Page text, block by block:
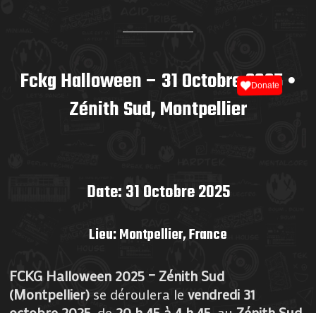
Fckg Halloween – 31 Octobre 2025 •
Zénith Sud, Montpellier
Date: 31 Octobre 2025
Lieu: Montpellier, France
FCKG Halloween 2025 – Zénith Sud
(Montpellier) se déroulera levendredi 31
Donate